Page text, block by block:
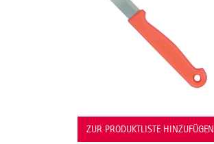
ZUR PRODUKTLISTE HINZUFÜGEN